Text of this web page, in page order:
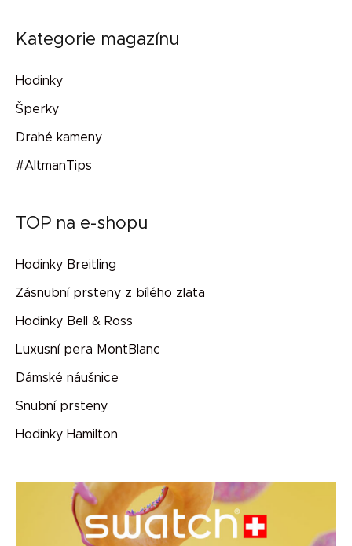
Kategorie magazínu
Hodinky
Šperky
Drahé kameny
#AltmanTips
TOP na e-shopu
Hodinky Breitling
Zásnubní prsteny z bílého zlata
Hodinky Bell & Ross
Luxusní pera MontBlanc
Dámské náušnice
Snubní prsteny
Hodinky Hamilton